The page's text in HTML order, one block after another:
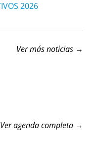
2026
Ver más noticias →
Ver agenda completa →